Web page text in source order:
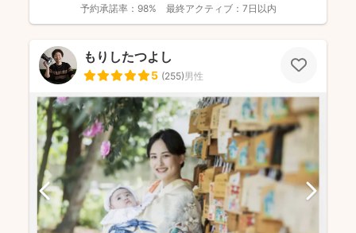
予約承諾率： 98% 最終アクティブ： 7日以内
もりしたつよし
5 (255)男性